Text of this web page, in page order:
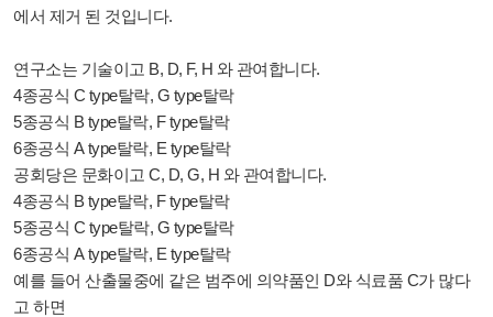
에서 제거 된 것입니다.
연구소는 기술이고 B, D, F, H 와 관여합니다.
4종공식 C type탈락, G type탈락
5종공식 Btype탈락, F type탈락
6종공식 Atype탈락, E type탈락
공회당은 문화이고 C, D, G, H 와 관여합니다.
4종공식 B type탈락, F type탈락
5종공식 C type탈락, G type탈락
6종공식 Atype탈락, E type탈락
예를 들어 산출물중에 같은 범주에 의약품인 D와 식료품 C가 많다
고 하면